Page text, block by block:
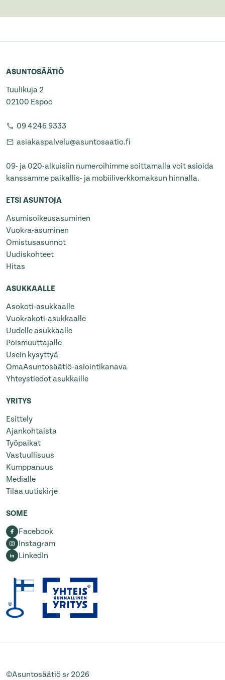
ASUNTOSÄÄTIÖ
Tuulikuja 2
02100 Espoo
09 4246 9333
asiakaspalvelu@asuntosaatio.fi
09- ja 020-alkuisiin numeroihimme soittamalla voit asioida
kanssamme paikallis- ja mobiiliverkkomaksun hinnalla.
ETSI ASUNTOJA
Asumisoikeusasuminen
Vuokra-asuminen
Omistusasunnot
Uudiskohteet
Hitas
ASUKKAALLE
Asokoti-asukkaalle
Vuokrakoti-asukkaalle
Uudelle asukkaalle
Poismuuttajalle
Usein kysyttyä
OmaAsuntosäätiö-asiointikanava
Yhteystiedot asukkaille
YRITYS
Esittely
Ajankohtaista
Työpaikat
Vastuullisuus
Kumppanuus
Medialle
Tilaa uutiskirje
SOME
Facebook
Instagram
LinkedIn
©Asuntosäätiö sr 2026